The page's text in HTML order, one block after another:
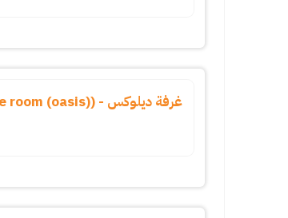
غرفة ديلوكس - (deluxe double room (oasis))